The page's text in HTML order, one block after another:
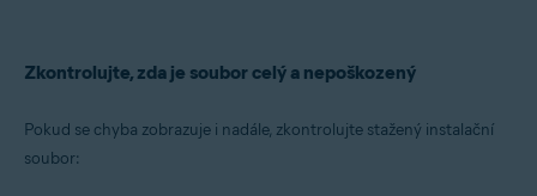
Zkontrolujte, zda je soubor celý a nepoškozený
Pokud se chyba zobrazuje i nadále, zkontrolujte stažený instalační
soubor: